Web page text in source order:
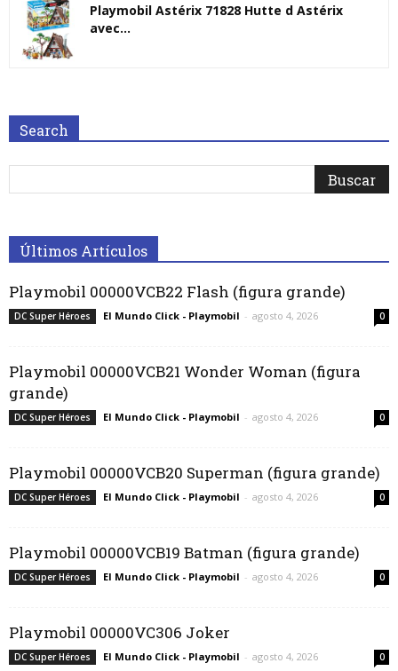
Playmobil Astérix 71828 Hutte d Astérix
avec...
Search
Últimos Artículos
Playmobil 00000VCB22 Flash (figura grande)
DC Super Héroes El Mundo Click - Playmobil - agosto 4, 2026 0
Playmobil 00000VCB21 Wonder Woman (figura
grande)
DC Super Héroes El Mundo Click - Playmobil - agosto 4, 2026 0
Playmobil 00000VCB20 Superman (figura grande)
DC Super Héroes El Mundo Click - Playmobil - agosto 4, 2026 0
Playmobil 00000VCB19 Batman (figura grande)
DC Super Héroes El Mundo Click - Playmobil - agosto 4, 2026 0
Playmobil 00000VC306 Joker
DC Super Héroes El Mundo Click - Playmobil - agosto 4, 2026 0